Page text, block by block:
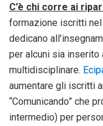
C’è chi corre ai
formazione iscritti
dedicano
per alcuni sia inserito
multidisciplinare.
aumentare gli iscritti
“Comunicando” che
intermedio) per